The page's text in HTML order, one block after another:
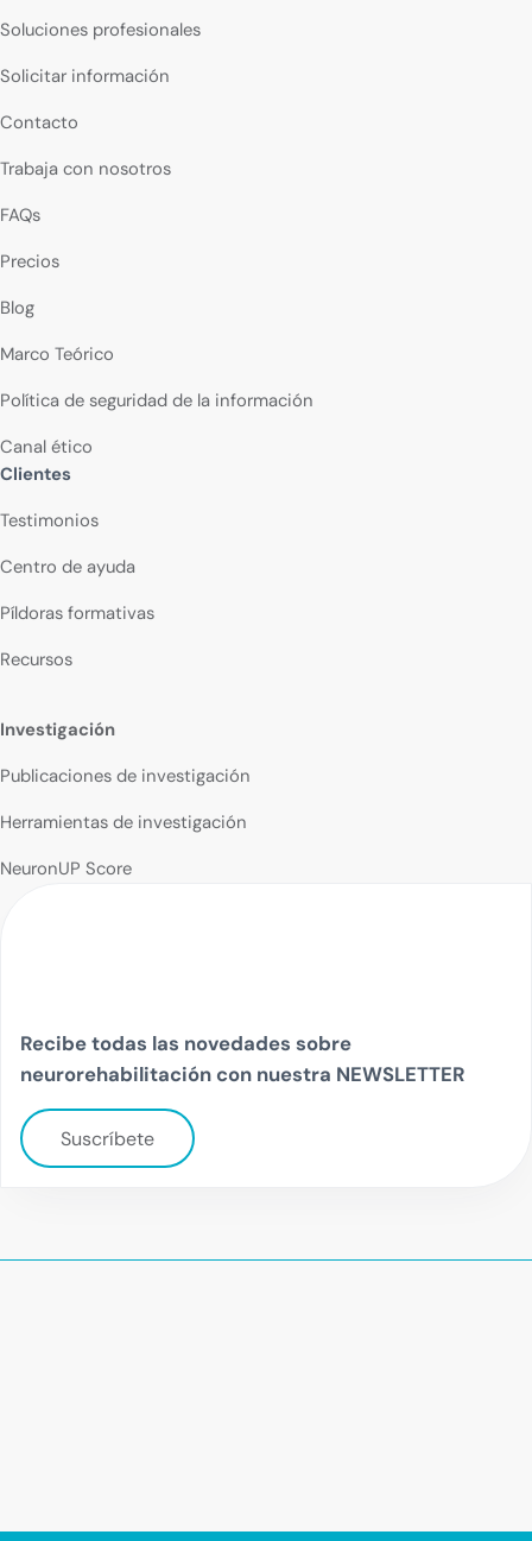
Soluciones profesionales
Solicitar información
Contacto
Trabaja con nosotros
FAQs
Precios
Blog
Marco Teórico
Política de seguridad de la información
Canal ético
Clientes
Testimonios
Centro de ayuda
Píldoras formativas
Recursos
Investigación
Publicaciones de investigación
Herramientas de investigación
NeuronUP Score
Recibe todas las novedades sobre
neurorehabilitación con nuestra NEWSLETTER
Suscríbete